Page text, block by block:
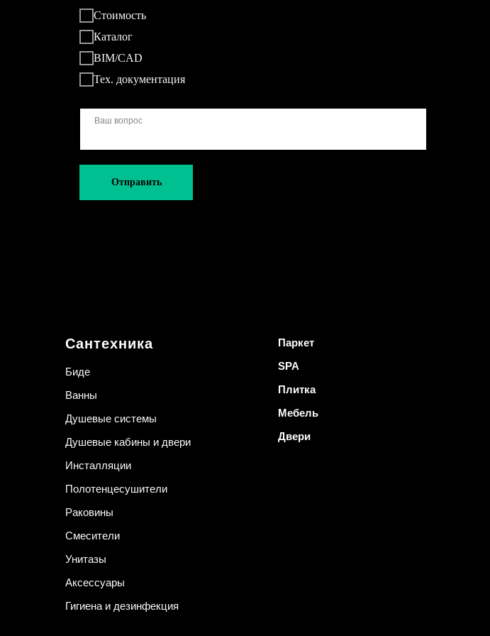
Стоимость
Каталог
BIM/CAD
Тех. документация
Отправить
Сантехника
Биде
Ванны
Душевые системы
Душевые кабины и двери
Инсталляции
Полотенцесушители
Раковины
Смесители
Унитазы
Аксессуары
Гигиена и дезинфекция
Паркет
SPA
Плитка
Мебель
Двери